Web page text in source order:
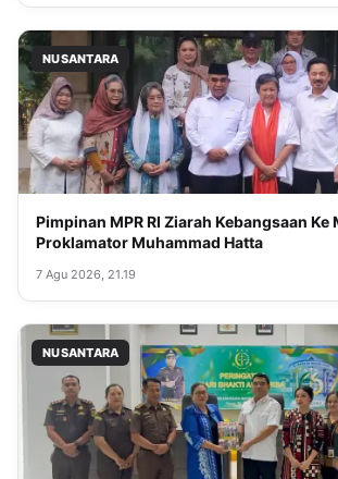
NUSANTARA
Pimpinan MPR RI Ziarah Kebangsaan Ke
Proklamator Muhammad Hatta
7 Agu 2026, 21.19
NUSANTARA